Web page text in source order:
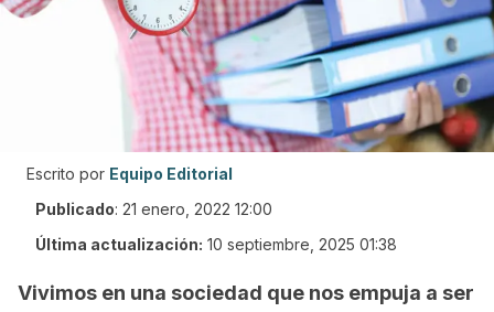
Escrito por Equipo Editorial
Publicado: 21 enero, 2022 12:00
Última actualización: 10 septiembre, 2025 01:38
Vivimos en una sociedad que nos empuja a ser